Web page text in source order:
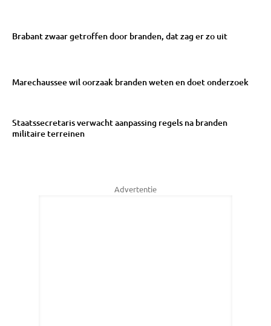
Brabant zwaar getroffen door branden, dat zag er zo uit
Marechaussee wil oorzaak branden weten en doet onderzoek
Staatssecretaris verwacht aanpassing regels na branden
militaire terreinen
Advertentie